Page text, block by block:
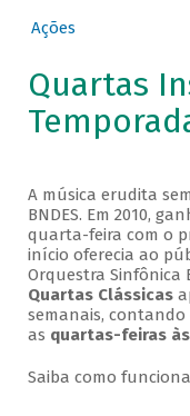
Ações
Quartas
A música erudita
BNDES. Em 2010,
quarta-feira com o
início oferecia ao
Orquestra Sinfônica
Quartas Clássicas
semanais, contando
as quartas-feiras às
Saiba como